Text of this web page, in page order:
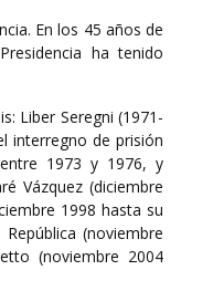
En los 45 años de
ha tenido
Liber Seregni (1971-
interregno de prisión
1973 y 1976, y
Vázquez (diciembre
1998 hasta su
(noviembre
(noviembre 2004